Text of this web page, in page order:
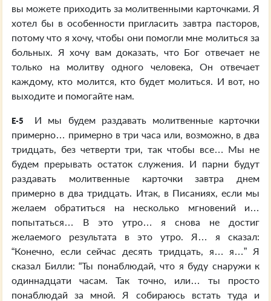
вы можете приходить за молитвенными карточками. Я
хотел бы в особенности пригласить завтра пасторов,
потому что я хочу, чтобы они помогли мне молиться за
больных. Я хочу вам доказать, что Бог отвечает не
только на молитву одного человека, Он отвечает
каждому, кто молится, кто будет молиться. И вот, но
выходите и помогайте нам.
E-5
И мы будем раздавать молитвенные карточки
примерно… примерно в три часа или, возможно, в два
тридцать, без четверти три, так чтобы все… Мы не
будем прерывать остаток служения. И парни будут
раздавать молитвенные карточки завтра днем
примерно в два тридцать. Итак, в Писаниях, если мы
желаем обратиться на несколько мгновений и…
попытаться… В это утро… я снова не достиг
желаемого результата в это утро. Я… я сказал:
“Конечно, если сейчас десять тридцать, я… я…” Я
сказал Билли: “Ты понаблюдай, что я буду снаружи к
одиннадцати часам. Так точно, или… ты просто
понаблюдай за мной. Я собираюсь встать туда и